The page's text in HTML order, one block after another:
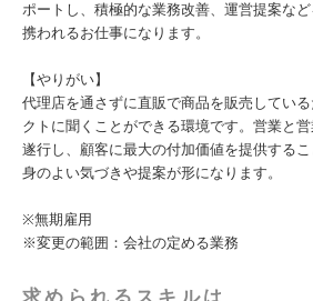
ポートし、積極的な業務改善、運営提案な
携われるお仕事になります。
【やりがい】
代理店を通さずに直販で商品を販売してい
クトに聞くことができる環境です。営業と
遂行し、顧客に最大の付加価値を提供する
身のよい気づきや提案が形になります。
※無期雇用
※変更の範囲：会社の定める業務